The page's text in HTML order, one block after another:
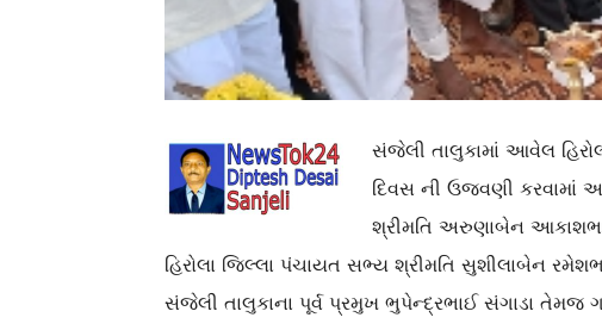
સંજેલી તાલુકામાં આવેલ
દિવસ ની ઉજવણી કરવામાં
શ્રીમતિ અરુણાબેન
હિરોલા જિલ્લા પંચાયત સભ્ય શ્રીમતિ સુશીલાબેન
સંજેલી તાલુકાના પૂર્વ પ્રમુખ ભુપેન્દ્રભાઈ સંગાડા તેમજ